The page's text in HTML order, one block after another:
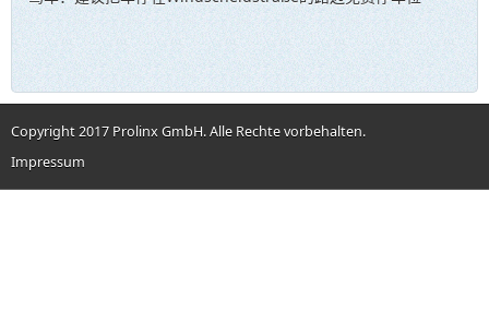
Copyright 2017 Prolinx GmbH. Alle Rechte vorbehalten.
Impressum